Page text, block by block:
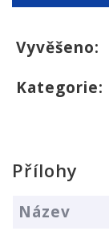
Vyvěšeno:
Kategorie:
Přílohy
Název